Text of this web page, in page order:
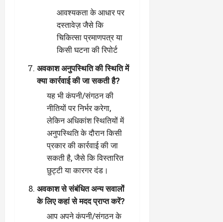
आवश्यकता के आधार पर
दस्तावेज़ जैसे कि
चिकित्सा प्रमाणपत्र या
किसी घटना की रिपोर्ट
अवकाश अनुपस्थिति की स्थिति में
क्या कार्रवाई की जा सकती है?
यह भी कंपनी/संगठन की
नीतियों पर निर्भर करेगा,
लेकिन अधिकांश स्थितियों में
अनुपस्थिति के दौरान किसी
प्रकार की कार्रवाई की जा
सकती है, जैसे कि विस्तारित
छुट्टी या कारगर दंड।
अवकाश से संबंधित अन्य सवालों
के लिए कहां से मदद प्राप्त करें?
आप अपने कंपनी/संगठन के